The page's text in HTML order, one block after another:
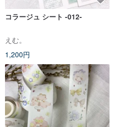
コラージュ シート -012-
えむ。
1,200円